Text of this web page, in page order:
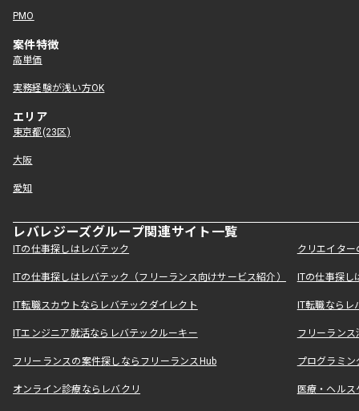
PMO
案件特徴
高単価
実務経験が浅い方OK
エリア
東京都(23区)
大阪
愛知
レバレジーズグループ関連サイト一覧
ITの仕事探しはレバテック クリエイタ
ITの仕事探しはレバテック（フリーランス向けサービス紹介） ITの仕事探
IT転職スカウトならレバテックダイレクト IT転職なら
ITエンジニア就活ならレバテックルーキー フリーラン
フリーランスの案件探しならフリーランスHub プログラミ
オンライン診療ならレバクリ 医療・ヘル